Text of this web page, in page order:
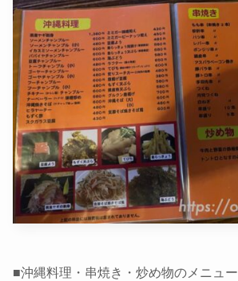
■沖縄料理・串焼き・炒め物のメニュー